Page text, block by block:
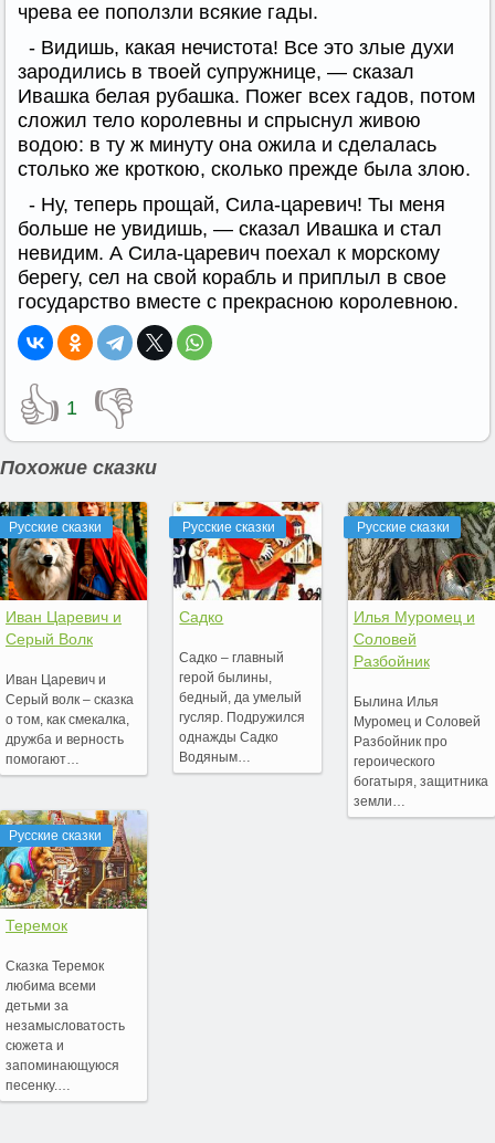
чрева ее поползли всякие гады.
- Видишь, какая нечистота! Все это злые духи
зародились в твоей супружнице, — сказал
Ивашка белая рубашка. Пожег всех гадов, потом
сложил тело королевны и спрыснул живою
водою: в ту ж минуту она ожила и сделалась
столько же кроткою, сколько прежде была злою.
- Ну, теперь прощай, Сила-царевич! Ты меня
больше не увидишь, — сказал Ивашка и стал
невидим. А Сила-царевич поехал к морскому
берегу, сел на свой корабль и приплыл в свое
государство вместе с прекрасною королевною.
👍 1 👎
Похожие сказки
Русские сказки
Иван Царевич и
Серый Волк
Иван Царевич и
Серый волк – сказка
о том, как смекалка,
дружба и верность
помогают…
Русские сказки
Теремок
Сказка Теремок
любима всеми
детьми за
незамысловатость
сюжета и
запоминающуюся
песенку.…
Русские сказки
Садко
Садко – главный
герой былины,
бедный, да умелый
гусляр. Подружился
однажды Садко
Водяным…
Русские сказки
Илья Муромец и
Соловей
Разбойник
Былина Илья
Муромец и Соловей
Разбойник про
героического
богатыря, защитника
земли…